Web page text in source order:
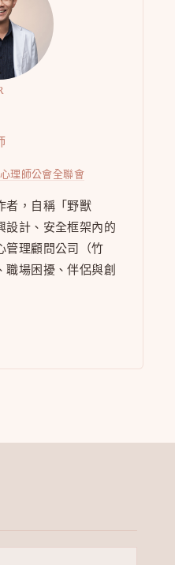
理師公會全聯會
者，自稱「野獸
設計、安全框架內的
管理顧問公司（竹
職場困擾、伴侶與創